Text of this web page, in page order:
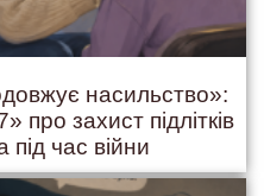
насильство»:
захист підлітків
під час війни